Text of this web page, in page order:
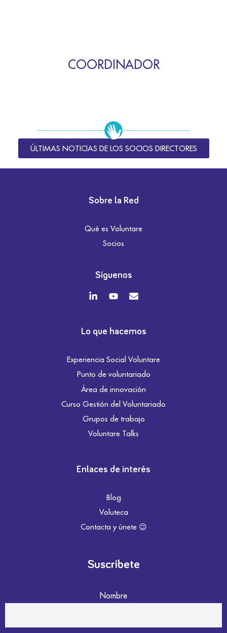
COORDINADOR
ÚLTIMAS NOTICIAS DE LOS SOCIOS DIRECTORES
Sobre la Red
Qué es Voluntare
Socios
Síguenos
Lo que hacemos
Experiencia Social Voluntare
Punto de voluntariado
Área de innovación
Curso Gestión del Voluntariado
Grupos de trabajo
Voluntare Talks
Enlaces de interés
Blog
Voluteca
Contacta y únete 😉
Suscríbete
Nombre